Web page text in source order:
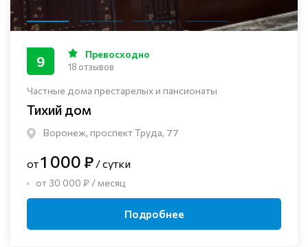
Частные дома престарелых и пансионаты
Тихий дом
Воронеж, проспект Труда, 77
9 Превосходно
18 отзывов
от1 000 ₽ / сутки
от 30 000 ₽ / месяц
Подробнее